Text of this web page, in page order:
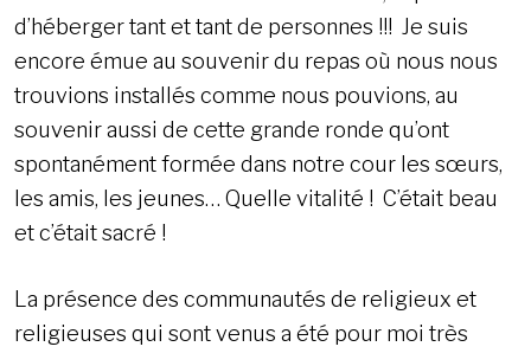
d’héberger tant et tant de personnes !!! Je suis
encore émue au souvenir du repas où nous nous
trouvions installés comme nous pouvions, au
souvenir aussi de cette grande ronde qu’ont
spontanément formée dans notre cour les sœurs,
les amis, les jeunes… Quelle vitalité ! C’était beau
et c’était sacré !
La présence des communautés de religieux et
religieuses qui sont venus a été pour moi très